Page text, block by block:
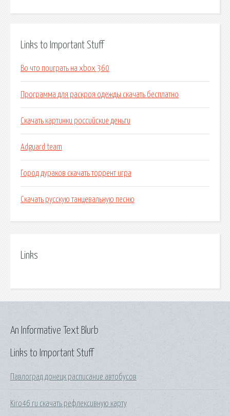
Links to Important Stuff
Во что поиграть на xbox 360
Программа для раскроя одежды скачать бесплатно
Скачать картинки российские деньги
Adguard team
Город дураков скачать торрент игра
Скачать русскую танцевальную песню
Links
Links to Important Stuff
Павлоград донецк расписание автобусов
Kiro46 ru скачать рефлексивную карту
An Informative Text Blurb